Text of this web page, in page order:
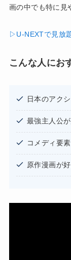
画の中でも特に見
▷U-NEXTで見放
こんな人にお
日本のアク
最強主人公
コメディ要
原作漫画が好